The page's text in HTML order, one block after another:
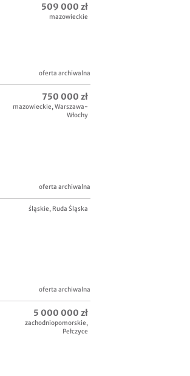
509 000 zł
mazowieckie
oferta archiwalna
750 000 zł
mazowieckie,Warszawa-
Włochy
oferta archiwalna
śląskie, Ruda Śląska
oferta archiwalna
5 000 000 zł
zachodniopomorskie,
Pełczyce